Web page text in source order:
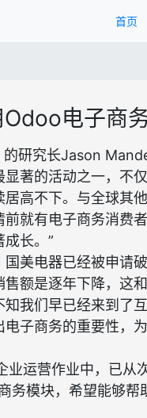
首页
电子商
研究长Jason
著的活动之一，不
居高不下。与全球其
就有电子商务消费
长。”
美电器已经被申请
售额是逐年下降，这
我们早已经来到了
电子商务的重要性，
业运营作业中，已从
务模块，希望能够